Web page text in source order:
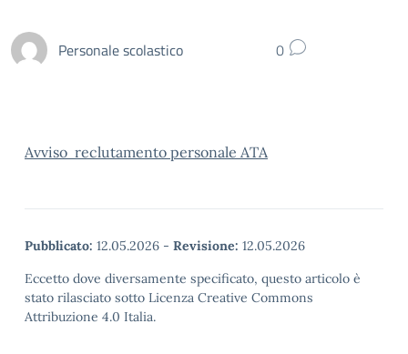
Personale scolastico 0
Avviso reclutamento personale ATA
Pubblicato: 12.05.2026 - Revisione: 12.05.2026
Eccetto dove diversamente specificato, questo articolo è
stato rilasciato sotto Licenza Creative Commons
Attribuzione 4.0 Italia.